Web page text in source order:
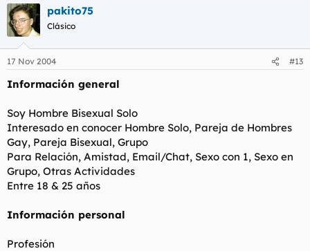
pakito75
Clásico
17 Nov 2004 #13
Información general
Soy Hombre Bisexual Solo
Interesado en conocer Hombre Solo, Pareja de Hombres
Gay, Pareja Bisexual, Grupo
Para Relación, Amistad, Email/Chat, Sexo con 1, Sexo en
Grupo, Otras Actividades
Entre 18 & 25 años
Información personal
Profesión